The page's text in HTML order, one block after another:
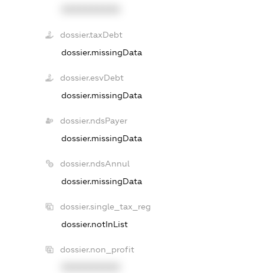
dossier.taxDebt
dossier.missingData
dossier.esvDebt
dossier.missingData
dossier.ndsPayer
dossier.missingData
dossier.ndsAnnul
dossier.missingData
dossier.single_tax_reg
dossier.notInList
dossier.non_profit